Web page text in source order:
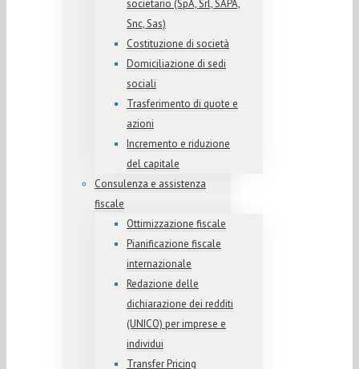
societario (SpA, Srl, SAPA,
Snc, Sas)
Costituzione di società
Domiciliazione di sedi
sociali
Trasferimento di quote e
azioni
Incremento e riduzione
del capitale
Consulenza e assistenza
fiscale
Ottimizzazione fiscale
Pianificazione fiscale
internazionale
Redazione delle
dichiarazione dei redditi
(UNICO) per imprese e
individui
Transfer Pricing